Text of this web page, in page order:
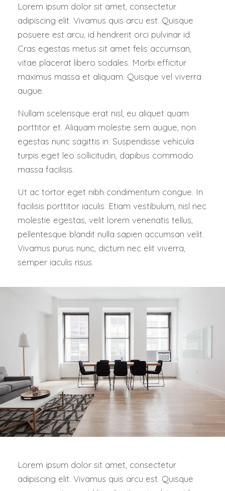
Lorem ipsum dolor sit amet, consectetur
adipiscing elit. Vivamus quis arcu est. Quisque
posuere est arcu, id hendrerit orci pulvinar id.
Cras egestas metus sit amet felis accumsan,
vitae placerat libero sodales. Morbi efficitur
maximus massa et aliquam. Quisque vel viverra
augue.
Nullam scelerisque erat nisl, eu aliquet quam
porttitor et. Aliquam molestie sem augue, non
egestas nunc sagittis in. Suspendisse vehicula
turpis eget leo sollicitudin, dapibus commodo
massa facilisis.
Ut ac tortor eget nibh condimentum congue. In
facilisis porttitor iaculis. Etiam vestibulum, nisl nec
molestie egestas, velit lorem venenatis tellus,
pellentesque blandit nulla sapien accumsan velit.
Vivamus purus nunc, dictum nec elit viverra,
semper iaculis risus.
Lorem ipsum dolor sit amet, consectetur
adipiscing elit. Vivamus quis arcu est. Quisque